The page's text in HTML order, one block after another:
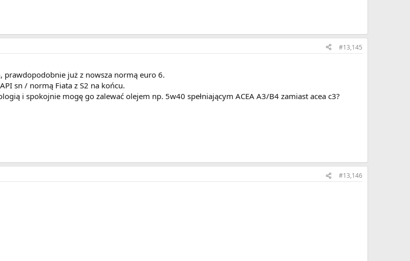
#13,145
prawdopodobnie już z nowsza normą euro 6.
sn / normą Fiata z S2 na końcu.
i spokojnie mogę go zalewać olejem np. 5w40 spełniającym ACEA A3/B4 zamiast acea c3?
#13,146